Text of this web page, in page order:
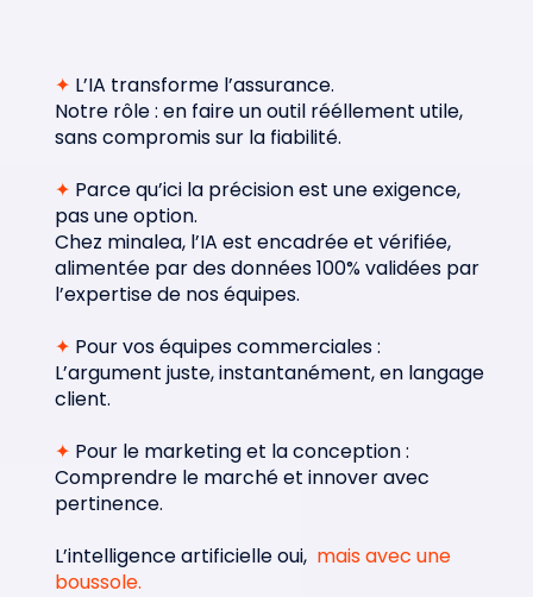
✦ L’IA transforme l’assurance.
Notre rôle : en faire un outil rééllement utile,
sans compromis sur la fiabilité.
✦ Parce qu’ici la précision est une exigence,
pas une option.
Chez minalea, l’IA est encadrée et vérifiée,
alimentée par des données 100% validées par
l’expertise de nos équipes.
✦ Pour vos équipes commerciales :
L’argument juste, instantanément, en langage
client.
✦ Pour le marketing et la conception :
Comprendre le marché et innover avec
pertinence.
L’intelligence artificielle oui, mais avec une
boussole.